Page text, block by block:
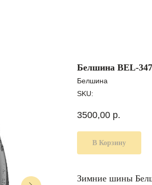
Белшина BEL-
Белшина
SKU:
3500,00 р.
В Корзину
Зимние шины